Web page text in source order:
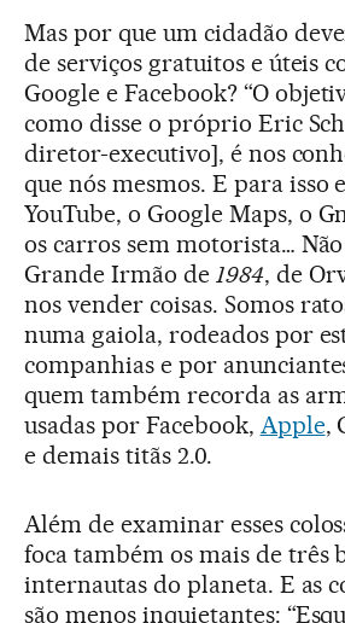
Mas por que um cidadão
de serviços gratuitos e úteis
Google e Facebook? “O
como disse o próprio Eric
diretor-executivo], é nos
que nós mesmos. E para isso
YouTube, o Google Maps, o
os carros sem motorista…
Grande Irmão de 1984, de
nos vender coisas. Somos
numa gaiola, rodeados por
companhias e por
quem também recorda as
usadas por Facebook, Apple,
e demais titãs 2.0.
Além de examinar esses
foca também os mais de três
internautas do planeta. E as
são menos inquietantes: